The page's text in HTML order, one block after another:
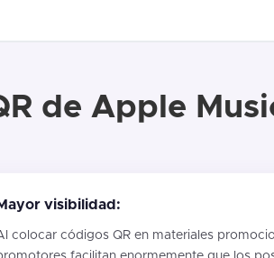
de Apple
visibilidad:
colocar códigos QR en materiales